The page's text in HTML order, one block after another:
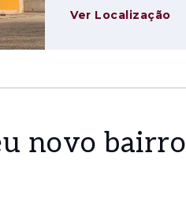
Ver Localização
novo bairro